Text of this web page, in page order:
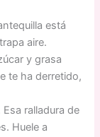
está
aire.
y grasa
te ha derretido,
ralladura de
Huele a